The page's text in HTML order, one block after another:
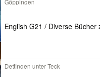
Göppingen
English G21 / Diverse Bücher
Dettingen unter Teck